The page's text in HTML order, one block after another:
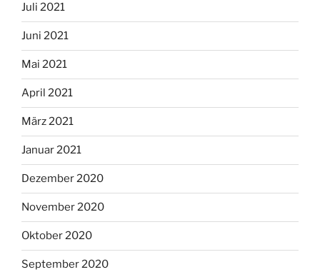
Juli 2021
Juni 2021
Mai 2021
April 2021
März 2021
Januar 2021
Dezember 2020
November 2020
Oktober 2020
September 2020